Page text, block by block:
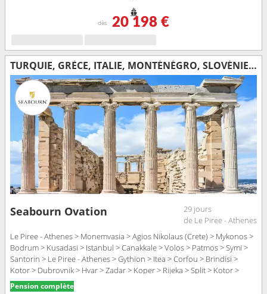
dès 20 198 €
TURQUIE, GRÈCE, ITALIE, MONTÉNÉGRO, SLOVÉNIE, CROATIE
Seabourn Ovation
29 jours
de Le Piree - Athenes
Le Piree - Athenes > Monemvasia > Agios Nikolaus (Crete) > Mykonos >
Bodrum > Kusadasi > Istanbul > Canakkale > Volos > Patmos > Symi >
Santorin > Le Piree - Athenes > Gythion > Itea > Corfou > Brindisi >
Kotor > Dubrovnik > Hvar > Zadar > Koper > Rijeka > Split > Kotor >
Dubrovnik
Pension complète